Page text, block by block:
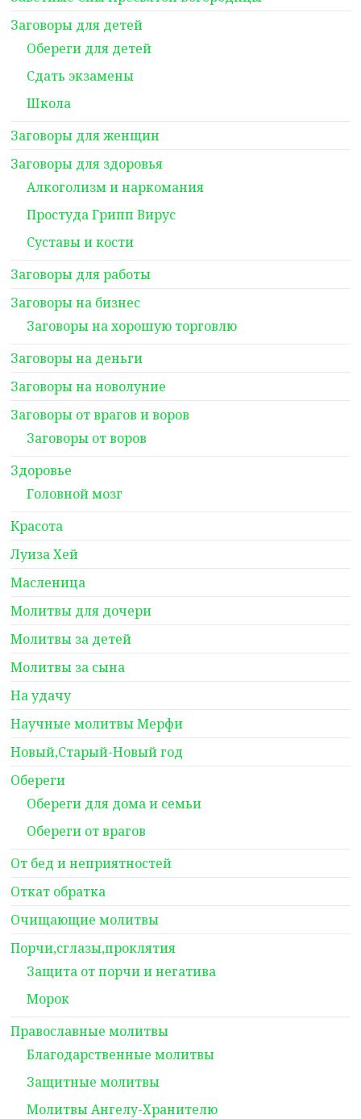
Заговоры для детей
Обереги для детей
Сдать экзамены
Школа
Заговоры для женщин
Заговоры для здоровья
Алкоголизм и наркомания
Простуда Грипп Вирус
Суставы и кости
Заговоры для работы
Заговоры на бизнес
Заговоры на хорошую торговлю
Заговоры на деньги
Заговоры на новолуние
Заговоры от врагов и воров
Заговоры от воров
Здоровье
Головной мозг
Красота
Луиза Хей
Масленица
Молитвы для дочери
Молитвы за детей
Молитвы за сына
На удачу
Научные молитвы Мерфи
Новый,Старый-Новый год
Обереги
Обереги для дома и семьи
Обереги от врагов
От бед и неприятностей
Откат обратка
Очищающие молитвы
Порчи,сглазы,проклятия
Защита от порчи и негатива
Морок
Православные молитвы
Благодарственные молитвы
Защитные молитвы
Молитвы Ангелу-Хранителю